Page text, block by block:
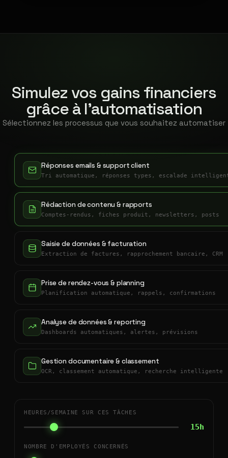
Simulez vos gains financiers
grâce à l'automatisation
Sélectionnez les processus que vous souhaitez automatiser
Réponses emails & support client
Tri automatique, réponses types, escalade
Rédaction de contenu & rapports
Comptes-rendus, fiches produit, newsletters, posts
Saisie de données & facturation
Extraction de factures, rapprochement bancaire, CRM
Prise de rendez-vous & planning
Planification automatique, rappels, confirmations
Analyse de données & reporting
Dashboards automatiques, alertes, prévisions
Gestion documentaire & classement
OCR, classement automatique, recherche intelligente
HEURES/SEMAINE SUR CES TÂCHES
15h
NOMBRE D'EMPLOYÉS CONCERNÉS